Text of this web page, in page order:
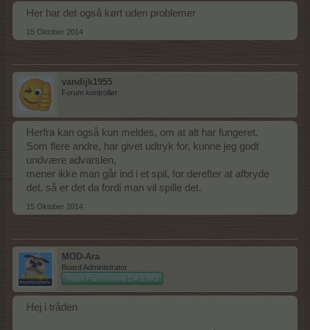
Her har det også kørt uden problemer
15 Oktober 2014
vandijk1955
Forum kontrollør
Herfra kan også kun meldes, om at alt har fungeret.
Som flere andre, har givet udtryk for, kunne jeg godt
undvære advarslen,
mener ikke man går ind i et spil, for derefter at afbryde
det, så er det da fordi man vil spille det.
15 Oktober 2014
MOD-Ara
Board Administrator
Team Farmerama DA & NO
Hej i tråden